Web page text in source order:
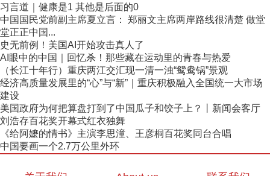
习言道｜健康是1 其他是后面的0
中国国民党前副主席夏立言： 郑丽文主席两岸路线很清楚 做堂
堂正正中国...
史无前例！美国AI开始攻击真人了
AI眼中的中国｜回忆杀！那些藏在运动里的青春与热爱
（长江十年行）重庆两江交汇现一清一浊“鸳鸯锅”景观
经济高质量发展里的“心”与“新”｜重庆积极融入全国统一大市场
建设
美国政府为何把算盘打到了中国瓜子和饺子上？丨新闻会客厅
刘浩存百花奖开幕式红衣独舞
《给阿嬷的情书》主演李思潼、王彦桐百花奖同台合唱
中国要画一个2.7万公里外环